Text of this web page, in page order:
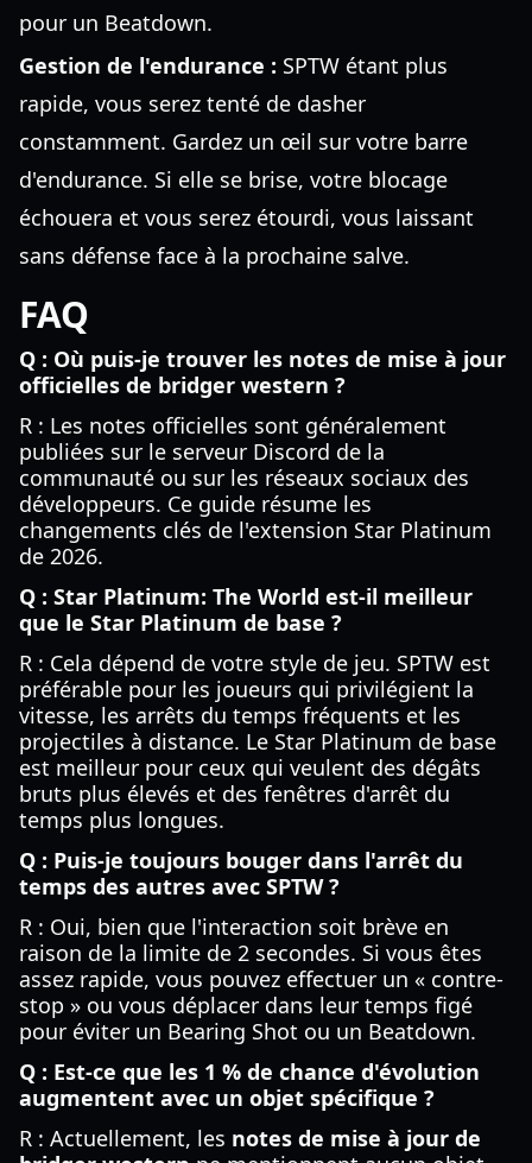
pour un Beatdown.
Gestion de l'endurance : SPTW étant plus
rapide, vous serez tenté de dasher
constamment. Gardez un œil sur votre barre
d'endurance. Si elle se brise, votre blocage
échouera et vous serez étourdi, vous laissant
sans défense face à la prochaine salve.
FAQ
Q : Où puis-je trouver les notes de mise à jour
officielles de bridger western ?
R : Les notes officielles sont généralement
publiées sur le serveur Discord de la
communauté ou sur les réseaux sociaux des
développeurs. Ce guide résume les
changements clés de l'extension Star Platinum
de 2026.
Q : Star Platinum: The World est-il meilleur
que le Star Platinum de base ?
R : Cela dépend de votre style de jeu. SPTW est
préférable pour les joueurs qui privilégient la
vitesse, les arrêts du temps fréquents et les
projectiles à distance. Le Star Platinum de base
est meilleur pour ceux qui veulent des dégâts
bruts plus élevés et des fenêtres d'arrêt du
temps plus longues.
Q : Puis-je toujours bouger dans l'arrêt du
temps des autres avec SPTW ?
R : Oui, bien que l'interaction soit brève en
raison de la limite de 2 secondes. Si vous êtes
assez rapide, vous pouvez effectuer un « contre-
stop » ou vous déplacer dans leur temps figé
pour éviter un Bearing Shot ou un Beatdown.
Q : Est-ce que les 1 % de chance d'évolution
augmentent avec un objet spécifique ?
R : Actuellement, les notes de mise à jour de